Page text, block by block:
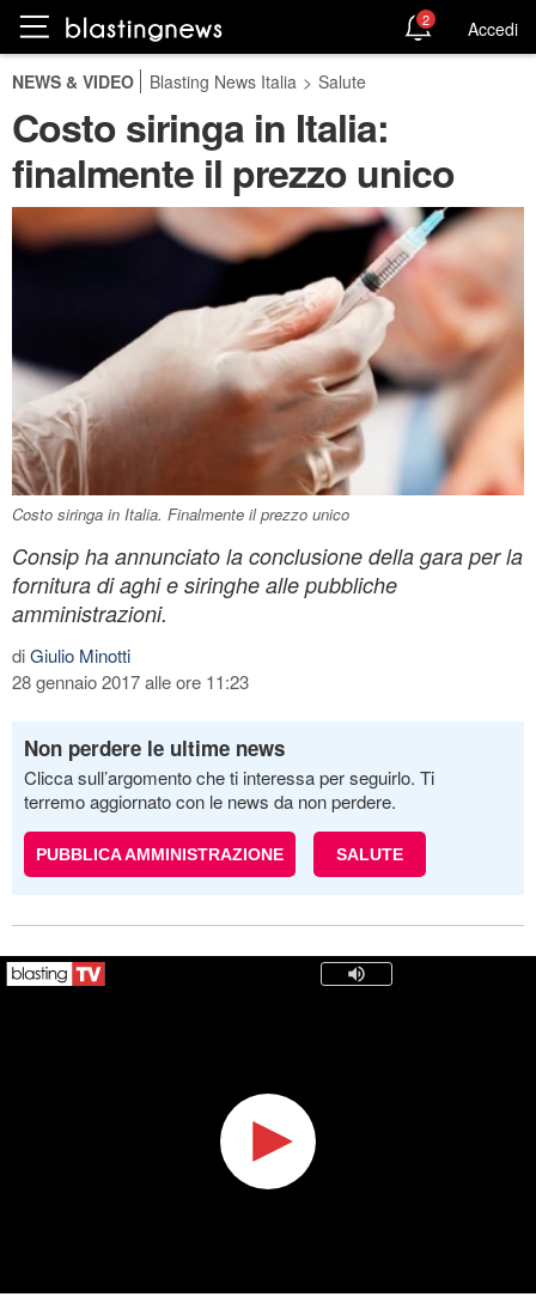
2 Accedi
NEWS & VIDEO Blasting News Italia > Salute
Costo siringa in Italia:
finalmente il prezzo unico
Costo siringa in Italia. Finalmente il prezzo unico
Consip ha annunciato la conclusione della gara per la
fornitura di aghi e siringhe alle pubbliche
amministrazioni.
diGiulio Minotti
28 gennaio 2017 alle ore 11:23
Non perdere le ultime news
Clicca sull’argomento che ti interessa per seguirlo. Ti
terremo aggiornato con le news da non perdere.
PUBBLICA AMMINISTRAZIONE SALUTE